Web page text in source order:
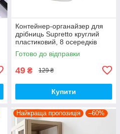
Контейнер-органайзер для
дрібниць Supretto круглий
пластиковий, 8 осередків
Готово до відправки
49 ₴ 129 ₴
Купити
Найкраща пропозиція –60%